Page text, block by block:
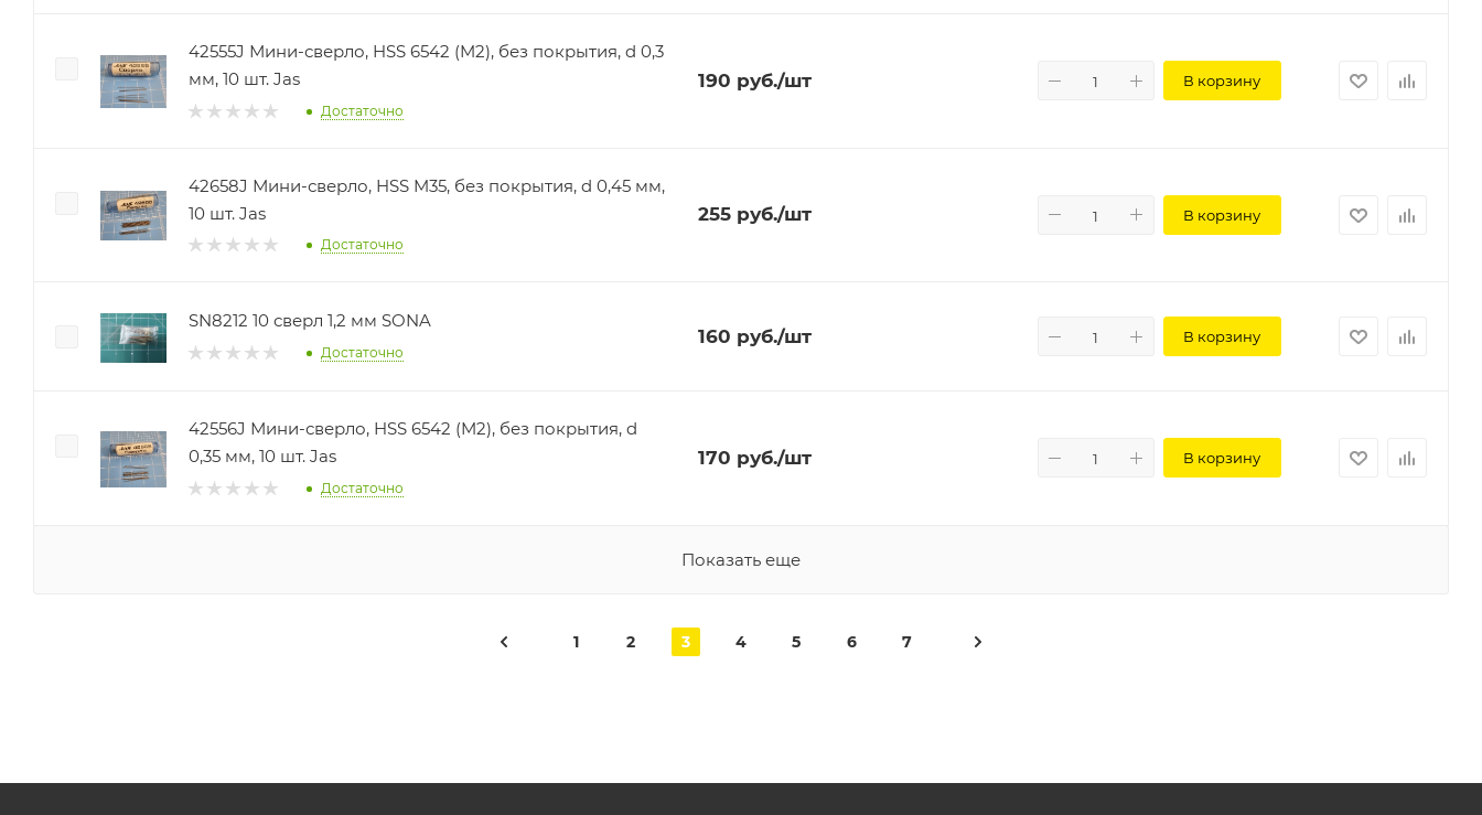
42555J Мини-сверло, HSS 6542 (M2), без покрытия, d 0,3
мм, 10 шт. Jas
Достаточно
190 руб./шт В корзину
42658J Мини-сверло, HSS M35, без покрытия, d 0,45 мм,
10 шт. Jas
Достаточно
255руб./шт В корзину
SN8212 10 сверл 1,2 мм SONA
Достаточно
160 руб./шт В корзину
42556J Мини-сверло, HSS 6542 (M2), без покрытия, d
0,35 мм, 10 шт. Jas
Достаточно
170 руб./шт В корзину
Показать еще
1 2 3 4 5 6 7